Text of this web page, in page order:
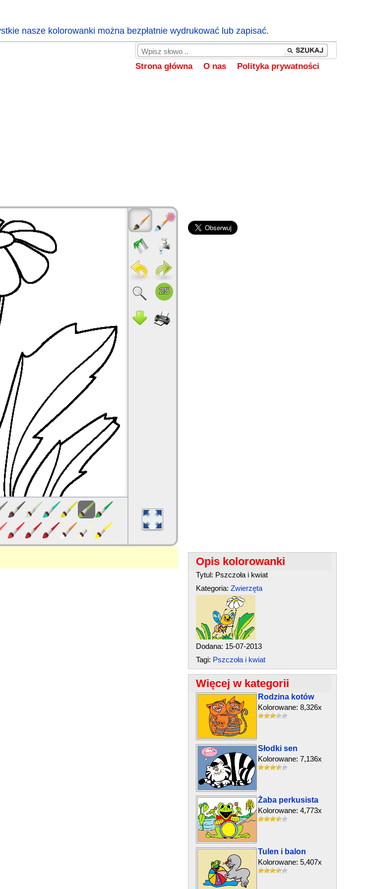
nasze kolorowanki można bezpłatnie wydrukować lub zapisać.
Strona główna O nas Polityka prywatności
Opis kolorowanki
Tytul: Pszczoła i kwiat
Kategoria: Zwierzęta
Dodana: 15-07-2013
Tagi: Pszczoła i kwiat
Więcej w kategorii
Rodzina kotów
Kolorowane: 8,326x
Słodki sen
Kolorowane: 7,136x
Żaba perkusista
Kolorowane: 4,773x
Tulen i balon
Kolorowane: 5,407x